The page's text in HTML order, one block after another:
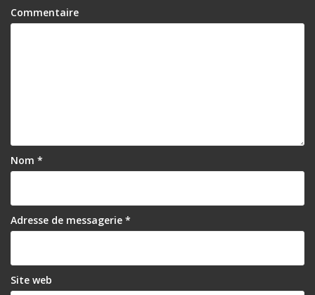
t
l
’
a
r
i
Commentaire
Nom *
Adresse de messagerie *
Site web